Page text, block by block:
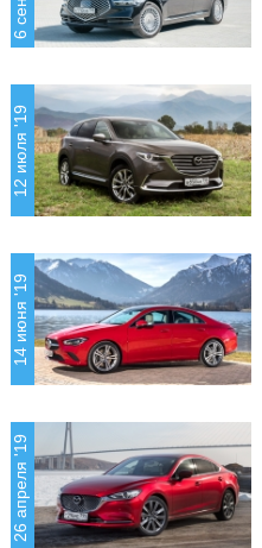
12 июля '19
14 июня '19
26 апреля '19